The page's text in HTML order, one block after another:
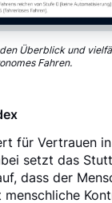
Überblick und
Fahren.
für Vertrauen
setzt das
dass der
menschliche